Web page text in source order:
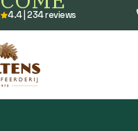
4.4 | 234 reviews